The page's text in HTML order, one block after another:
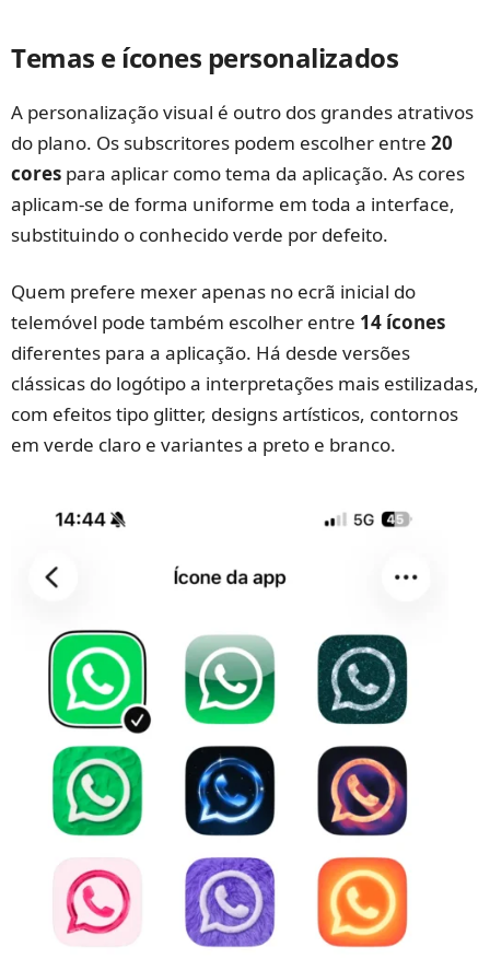
Temas e ícones personalizados
A personalização visual é outro dos grandes atrativos
do plano. Os subscritores podem escolher entre 20
cores para aplicar como tema da aplicação. As cores
aplicam-se de forma uniforme em toda a interface,
substituindo o conhecido verde por defeito.
Quem prefere mexer apenas no ecrã inicial do
telemóvel pode também escolher entre 14 ícones
diferentes para a aplicação. Há desde versões
clássicas do logótipo a interpretações mais estilizadas,
com efeitos tipo glitter, designs artísticos, contornos
em verde claro e variantes a preto e branco.